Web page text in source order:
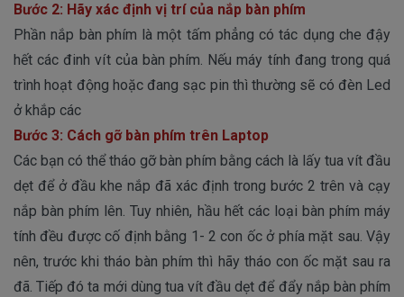
Bước 2: Hãy xác định vị trí của nắp bàn phím
Phần nắp bàn phím là một tấm phẳng có tác dụng che đậy
hết các đinh vít của bàn phím. Nếu máy tính đang trong quá
trình hoạt động hoặc đang sạc pin thì thường sẽ có đèn Led
ở khắp các
Bước 3: Cách gỡ bàn phím trên Laptop
Các bạn có thể tháo gỡ bàn phím bằng cách là lấy tua vít đầu
dẹt để ở đầu khe nắp đã xác định trong bước 2 trên và cạy
nắp bàn phím lên. Tuy nhiên, hầu hết các loại bàn phím máy
tính đều được cố định bằng 1- 2 con ốc ở phía mặt sau. Vậy
nên, trước khi tháo bàn phím thì hãy tháo con ốc mặt sau ra
đã. Tiếp đó ta mới dùng tua vít đầu dẹt để đẩy nắp bàn phím